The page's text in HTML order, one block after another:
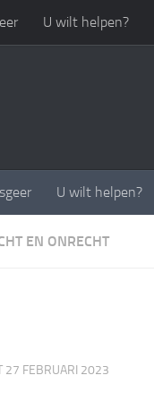
U wilt helpen?
U wilt helpen?
EN ONRECHT
27 FEBRUARI 2023